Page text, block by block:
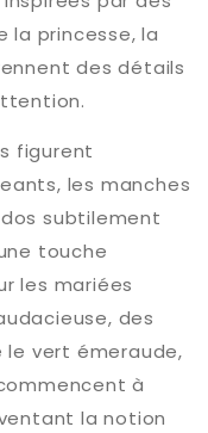
la princesse, la
des détails
figurent
les manches
subtilement
touche
les mariées
des
vert émeraude,
à
la notion